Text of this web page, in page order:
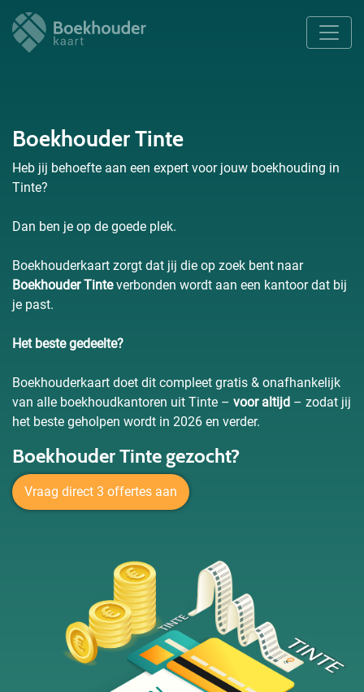
Boekhouder Tinte
Heb jij behoefte aan een expert voor jouw boekhouding in
Tinte?
Dan ben je op de goede plek.
Boekhouderkaart zorgt dat jij die op zoek bent naar
Boekhouder Tinteverbonden wordt aan een kantoor dat bij
je past.
Het beste gedeelte?
Boekhouderkaart doet dit compleet gratis & onafhankelijk
van alle boekhoudkantoren uit Tinte – voor altijd – zodat jij
het beste geholpen wordt in 2026 en verder.
Boekhouder Tinte gezocht?
Vraag direct 3 offertes aan